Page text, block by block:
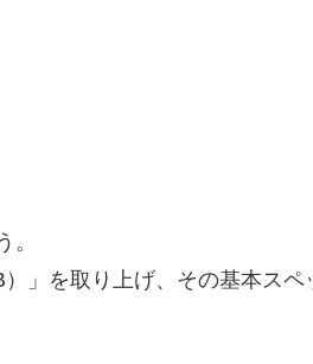
」を取り上げ、その基本スペ